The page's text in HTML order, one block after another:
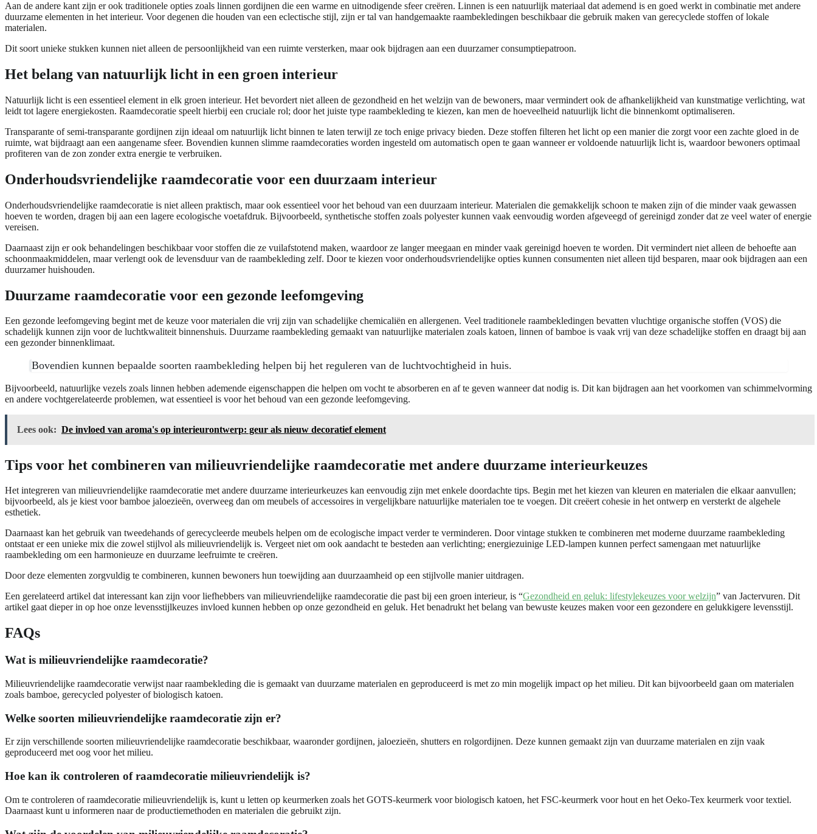
Aan de andere kant zijn er ook traditionele opties zoals linnen gordijnen die een warme en uitnodigende sfeer creëren. Linnen is een natuurlijk materiaal dat ademend is en goed werkt in combinatie met andere
duurzame elementen in het interieur. Voor degenen die houden van een eclectische stijl, zijn er tal van handgemaakte raambekledingen beschikbaar die gebruik maken van gerecyclede stoffen of lokale
materialen.
Dit soort unieke stukken kunnen niet alleen de persoonlijkheid van een ruimte versterken, maar ook bijdragen aan een duurzamer consumptiepatroon.
Het belang van natuurlijk licht in een groen interieur
Natuurlijk licht is een essentieel element in elk groen interieur. Het bevordert niet alleen de gezondheid en het welzijn van de bewoners, maar vermindert ook de afhankelijkheid van kunstmatige verlichting, wat
leidt tot lagere energiekosten. Raamdecoratie speelt hierbij een cruciale rol; door het juiste type raambekleding te kiezen, kan men de hoeveelheid natuurlijk licht die binnenkomt optimaliseren.
Transparante of semi-transparante gordijnen zijn ideaal om natuurlijk licht binnen te laten terwijl ze toch enige privacy bieden. Deze stoffen filteren het licht op een manier die zorgt voor een zachte gloed in de
ruimte, wat bijdraagt aan een aangename sfeer. Bovendien kunnen slimme raamdecoraties worden ingesteld om automatisch open te gaan wanneer er voldoende natuurlijk licht is, waardoor bewoners optimaal
profiteren van de zon zonder extra energie te verbruiken.
Onderhoudsvriendelijke raamdecoratie voor een duurzaam interieur
Onderhoudsvriendelijke raamdecoratie is niet alleen praktisch, maar ook essentieel voor het behoud van een duurzaam interieur. Materialen die gemakkelijk schoon te maken zijn of die minder vaak gewassen
hoeven te worden, dragen bij aan een lagere ecologische voetafdruk. Bijvoorbeeld, synthetische stoffen zoals polyester kunnen vaak eenvoudig worden afgeveegd of gereinigd zonder dat ze veel water of energie
vereisen.
Daarnaast zijn er ook behandelingen beschikbaar voor stoffen die ze vuilafstotend maken, waardoor ze langer meegaan en minder vaak gereinigd hoeven te worden. Dit vermindert niet alleen de behoefte aan
schoonmaakmiddelen, maar verlengt ook de levensduur van de raambekleding zelf. Door te kiezen voor onderhoudsvriendelijke opties kunnen consumenten niet alleen tijd besparen, maar ook bijdragen aan een
duurzamer huishouden.
Duurzame raamdecoratie voor een gezonde leefomgeving
Een gezonde leefomgeving begint met de keuze voor materialen die vrij zijn van schadelijke chemicaliën en allergenen. Veel traditionele raambekledingen bevatten vluchtige organische stoffen (VOS) die
schadelijk kunnen zijn voor de luchtkwaliteit binnenshuis. Duurzame raambekleding gemaakt van natuurlijke materialen zoals katoen, linnen of bamboe is vaak vrij van deze schadelijke stoffen en draagt bij aan
een gezonder binnenklimaat.
Bovendien kunnen bepaalde soorten raambekleding helpen bij het reguleren van de luchtvochtigheid in huis.
Bijvoorbeeld, natuurlijke vezels zoals linnen hebben ademende eigenschappen die helpen om vocht te absorberen en af te geven wanneer dat nodig is. Dit kan bijdragen aan het voorkomen van schimmelvorming
en andere vochtgerelateerde problemen, wat essentieel is voor het behoud van een gezonde leefomgeving.
Lees ook: De invloed van aroma's op interieurontwerp: geur als nieuw decoratief element
Tips voor het combineren van milieuvriendelijke raamdecoratie met andere duurzame interieurkeuzes
Het integreren van milieuvriendelijke raamdecoratie met andere duurzame interieurkeuzes kan eenvoudig zijn met enkele doordachte tips. Begin met het kiezen van kleuren en materialen die elkaar aanvullen;
bijvoorbeeld, als je kiest voor bamboe jaloezieën, overweeg dan om meubels of accessoires in vergelijkbare natuurlijke materialen toe te voegen. Dit creëert cohesie in het ontwerp en versterkt de algehele
esthetiek.
Daarnaast kan het gebruik van tweedehands of gerecycleerde meubels helpen om de ecologische impact verder te verminderen. Door vintage stukken te combineren met moderne duurzame raambekleding
ontstaat er een unieke mix die zowel stijlvol als milieuvriendelijk is. Vergeet niet om ook aandacht te besteden aan verlichting; energiezuinige LED-lampen kunnen perfect samengaan met natuurlijke
raambekleding om een harmonieuze en duurzame leefruimte te creëren.
Door deze elementen zorgvuldig te combineren, kunnen bewoners hun toewijding aan duurzaamheid op een stijlvolle manier uitdragen.
Een gerelateerd artikel dat interessant kan zijn voor liefhebbers van milieuvriendelijke raamdecoratie die past bij een groen interieur, is “Gezondheid en geluk: lifestylekeuzes voor welzijn” van Jactervuren. Dit
artikel gaat dieper in op hoe onze levensstijlkeuzes invloed kunnen hebben op onze gezondheid en geluk. Het benadrukt het belang van bewuste keuzes maken voor een gezondere en gelukkigere levensstijl.
FAQs
Wat is milieuvriendelijke raamdecoratie?
Milieuvriendelijke raamdecoratie verwijst naar raambekleding die is gemaakt van duurzame materialen en geproduceerd is met zo min mogelijk impact op het milieu. Dit kan bijvoorbeeld gaan om materialen
zoals bamboe, gerecycled polyester of biologisch katoen.
Welke soorten milieuvriendelijke raamdecoratie zijn er?
Er zijn verschillende soorten milieuvriendelijke raamdecoratie beschikbaar, waaronder gordijnen, jaloezieën, shutters en rolgordijnen. Deze kunnen gemaakt zijn van duurzame materialen en zijn vaak
geproduceerd met oog voor het milieu.
Hoe kan ik controleren of raamdecoratie milieuvriendelijk is?
Om te controleren of raamdecoratie milieuvriendelijk is, kunt u letten op keurmerken zoals het GOTS-keurmerk voor biologisch katoen, het FSC-keurmerk voor hout en het Oeko-Tex keurmerk voor textiel.
Daarnaast kunt u informeren naar de productiemethoden en materialen die gebruikt zijn.